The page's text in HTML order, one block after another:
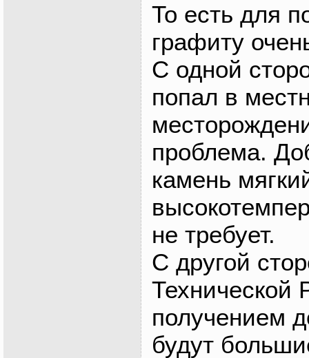
То есть для
графиту
С одной
попал в
проблема.
камень
не требует.
С другой
Технической
получением
будут